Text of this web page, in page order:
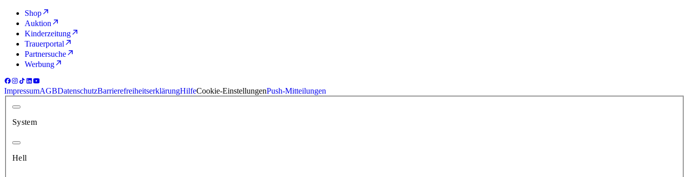
Shop
Auktion
Kinderzeitung
Trauerportal
Partnersuche
Werbung
ImpressumAGBDatenschutzBarrierefreiheitserklärungHilfeCookie-EinstellungenPush-Mitteilungen
System
Hell